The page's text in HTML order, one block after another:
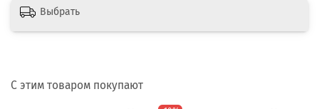
Выбрать
С этим товаром покупают